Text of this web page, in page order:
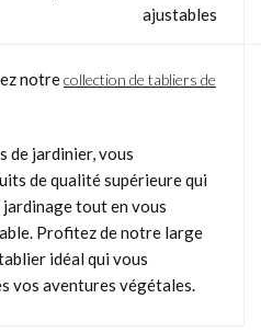
ajustables
notrecollection de tabliers de
de jardinier, vous
de qualité supérieure qui
tout en vous
Profitez de notre large
idéal qui vous
vos aventures végétales.